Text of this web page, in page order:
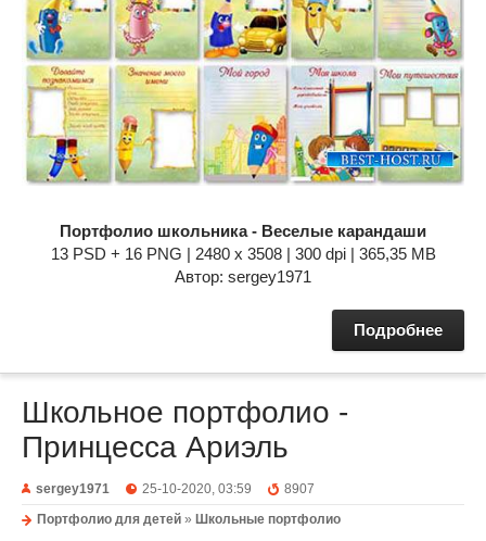
Портфолио школьника - Веселые карандаши
13 PSD + 16 PNG | 2480 x 3508 | 300 dpi | 365,35 MB
Автор: sergey1971
Подробнее
Школьное портфолио -
Принцесса Ариэль
sergey1971 25-10-2020, 03:59
8907
Портфолио для детей » Школьные портфолио